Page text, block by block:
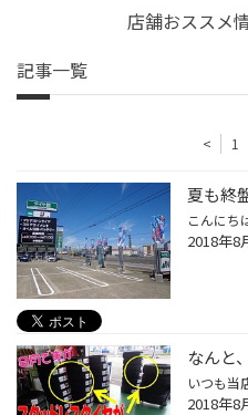
店舗おススメ
記事一覧
< 1
夏も終
2018年8
なんと
2018年8